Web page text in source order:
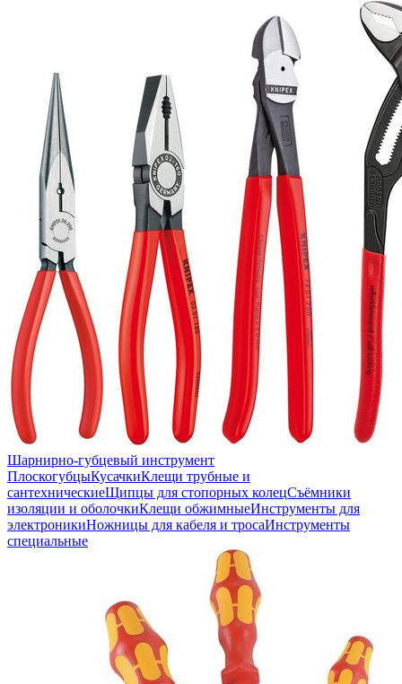
Шарнирно-губцевый инструмент
ПлоскогубцыКусачкиКлещи трубные и
сантехническиеЩипцы для стопорных колецСъёмники
изоляции и оболочкиКлещи обжимныеИнструменты для
электроникиНожницы для кабеля и тросаИнструменты
специальные